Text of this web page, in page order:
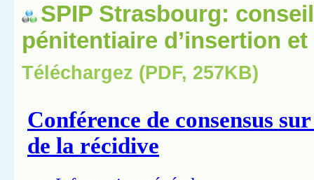
SPIP Strasbourg:
pénitentiaire d’insertion
Téléchargez (PDF, 257KB)